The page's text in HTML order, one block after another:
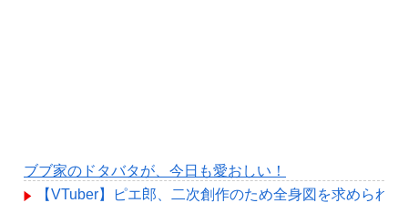
ブブ家のドタバタが、今日も愛おしい！
【VTuber】ピエ郎、二次創作のため全身図を求めら